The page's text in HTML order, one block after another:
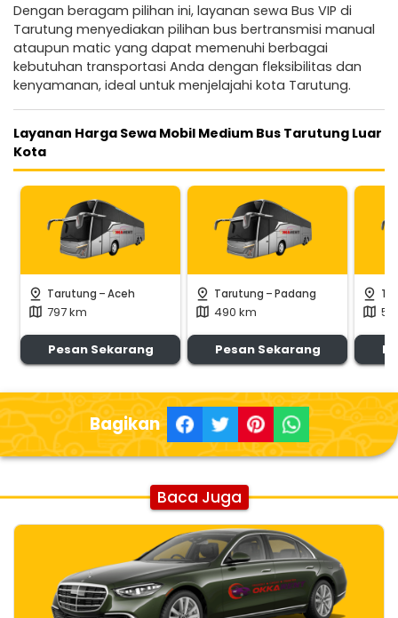
Dengan beragam pilihan ini, layanan sewa Bus VIP di
Tarutung menyediakan pilihan bus bertransmisi manual
ataupun matic yang dapat memenuhi berbagai
kebutuhan transportasi Anda dengan fleksibilitas dan
kenyamanan, ideal untuk menjelajahi kota Tarutung.
Layanan Harga Sewa Mobil Medium Bus Tarutung Luar
Kota
pin_drop Tarutung -Aceh
map 797 km
Pesan Sekarang
pin_drop Tarutung -Padang
map 490 km
Pesan Sekarang
pin_drop
map
Bagikan
Baca Juga